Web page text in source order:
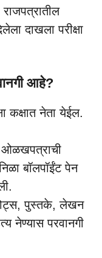
दाखला परीक्षा
आहे?
कक्षात नेता येईल.
बॉलपॉईंट पेन
पुस्तके, लेखन
नेण्यास परवानगी